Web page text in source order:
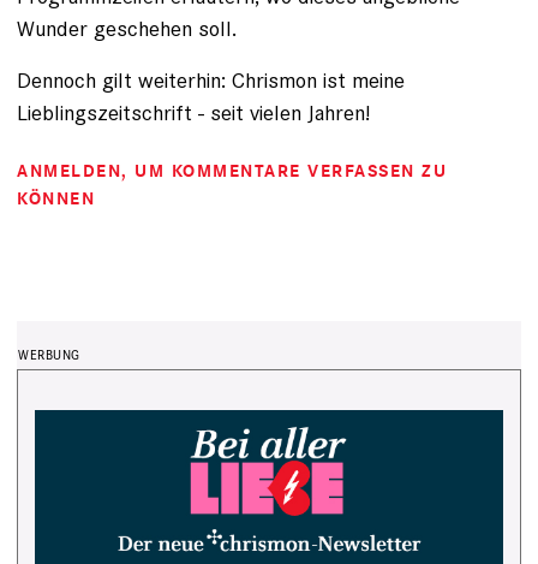
Wunder geschehen soll.
Dennoch gilt weiterhin: Chrismon ist meine
Lieblingszeitschrift - seit vielen Jahren!
ANMELDEN, UM KOMMENTARE VERFASSEN ZU
KÖNNEN